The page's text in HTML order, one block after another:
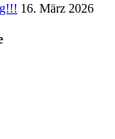
16. März 2026